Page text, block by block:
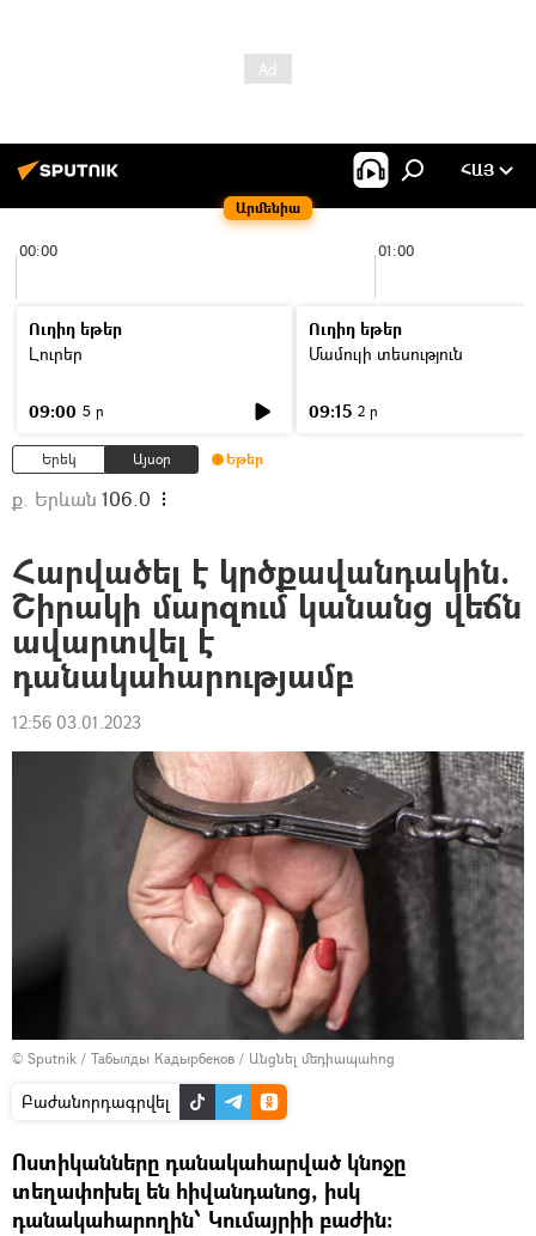
Արմենիա
ՀԱՅ
00:00 01:00
Ուղիղ եթեր
Լուրեր
09:00 5 ր
Ուղիղ եթեր
Մամուլի տեսություն
09:15 2 ր
Երեկ Այսօր Եթեր
ք. Երևան 106.0
Հարվածել է կրծքավանդակին.
Շիրակի մարզում կանանց վեճն
ավարտվել է
դանակահարությամբ
12:56 03.01.2023
© Sputnik / Табылды Кадырбеков / Անցնել մեդիապահոց
Բաժանորդագրվել
Ոստիկանները դանակահարված կնոջը
տեղափոխել են հիվանդանոց, իսկ
դանակահարողին՝ Կումայրիի բաժին: